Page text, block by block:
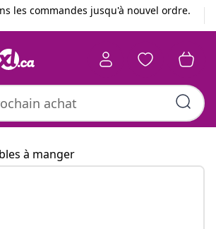
les commandes jusqu'à nouvel ordre.
à manger